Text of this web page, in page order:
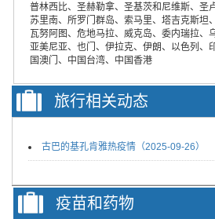
普林西比、圣赫勒拿、圣基茨和尼维斯、圣
苏里南、所罗门群岛、索马里、塔吉克斯坦
瓦努阿图、危地马拉、威克岛、委内瑞拉、
亚美尼亚、也门、伊拉克、伊朗、以色列
国澳门、中国台湾、中国香港
旅行相关动态
古巴的基孔肯雅热疫情（2025-09-26）
疫苗和药物